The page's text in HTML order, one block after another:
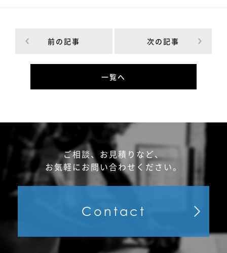
前の記事 次の記事
一覧へ
ご相談、お見積りなど、
お気軽にお問い合わせください。
Contact